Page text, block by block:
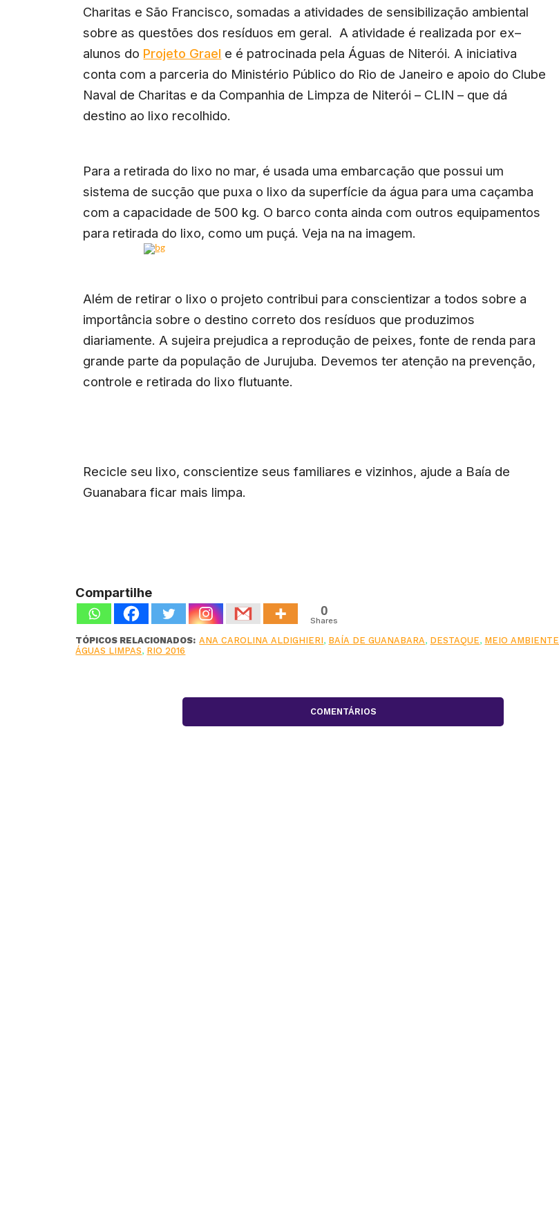
Charitas e São Francisco, somadas a atividades de sensibilização ambiental
sobre as questões dos resíduos em geral. A atividade é realizada por ex–
alunos do Projeto Grael e é patrocinada pela Águas de Niterói. A iniciativa
conta com a parceria do Ministério Público do Rio de Janeiro e apoio do Clube
Naval de Charitas e da Companhia de Limpza de Niterói – CLIN – que dá
destino ao lixo recolhido.
Para a retirada do lixo no mar, é usada uma embarcação que possui um
sistema de sucção que puxa o lixo da superfície da água para uma caçamba
com a capacidade de 500 kg. O barco conta ainda com outros equipamentos
para retirada do lixo, como um puçá. Veja na na imagem.
Além de retirar o lixo o projeto contribui para conscientizar a todos sobre a
importância sobre o destino correto dos resíduos que produzimos
diariamente. A sujeira prejudica a reprodução de peixes, fonte de renda para
grande parte da população de Jurujuba. Devemos ter atenção na prevenção,
controle e retirada do lixo flutuante.
Recicle seu lixo, conscientize seus familiares e vizinhos, ajude a Baía de
Guanabara ficar mais limpa.
Compartilhe
0
Shares
TÓPICOS RELACIONADOS: ANA CAROLINA ALDIGHIERI, BAÍA DE GUANABARA, DESTAQUE, MEIO AMBIENTE
ÁGUAS LIMPAS, RIO 2016
COMENTÁRIOS